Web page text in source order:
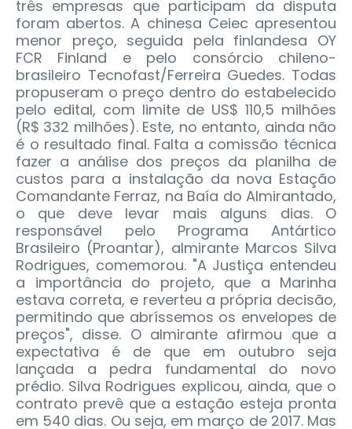
três empresas que participam da disputa
foram abertos. A chinesa Ceiec apresentou
menor preço, seguida pela finlandesa OY
FCR Finland e pelo consórcio chileno-
brasileiro Tecnofast/Ferreira Guedes. Todas
propuseram o preço dentro do estabelecido
pelo edital, com limite de US$ 110,5 milhões
(R$ 332 milhões). Este, no entanto, ainda não
é o resultado final. Falta a comissão técnica
fazer a análise dos preços da planilha de
custos para a instalação da nova Estação
Comandante Ferraz, na Baía do Almirantado,
o que deve levar mais alguns dias. O
responsável pelo Programa Antártico
Brasileiro (Proantar), almirante Marcos Silva
Rodrigues, comemorou. "A Justiça entendeu
a importância do projeto, que a Marinha
estava correta, e reverteu a própria decisão,
permitindo que abríssemos os envelopes de
preços", disse. O almirante afirmou que a
expectativa é de que em outubro seja
lançada a pedra fundamental do novo
prédio. Silva Rodrigues explicou, ainda, que o
contrato prevê que a estação esteja pronta
em 540 dias. Ou seja, em março de 2017. Mas